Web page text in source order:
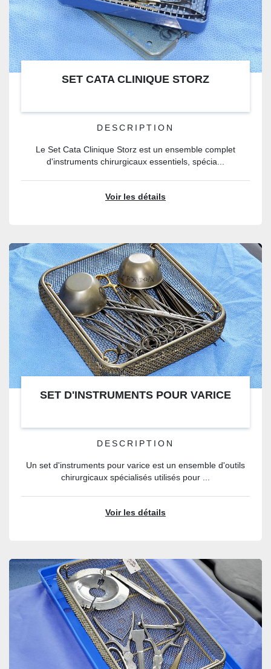
SET CATA CLINIQUE STORZ
DESCRIPTION
Le Set Cata Clinique Storz est un ensemble complet
d'instruments chirurgicaux essentiels, spécia...
Voir les détails
SET D'INSTRUMENTS POUR VARICE
DESCRIPTION
Un set d'instruments pour varice est un ensemble d'outils
chirurgicaux spécialisés utilisés pour ...
Voir les détails